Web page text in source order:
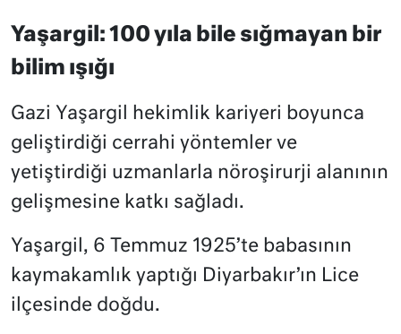
Yaşargil: 100 yıla bile sığmayan bir
bilim ışığı
Gazi Yaşargil hekimlik kariyeri boyunca
geliştirdiği cerrahi yöntemler ve
yetiştirdiği uzmanlarla nöroşirurji alanının
gelişmesine katkı sağladı.
Yaşargil, 6 Temmuz 1925’te babasının
kaymakamlık yaptığı Diyarbakır’ın Lice
ilçesinde doğdu.